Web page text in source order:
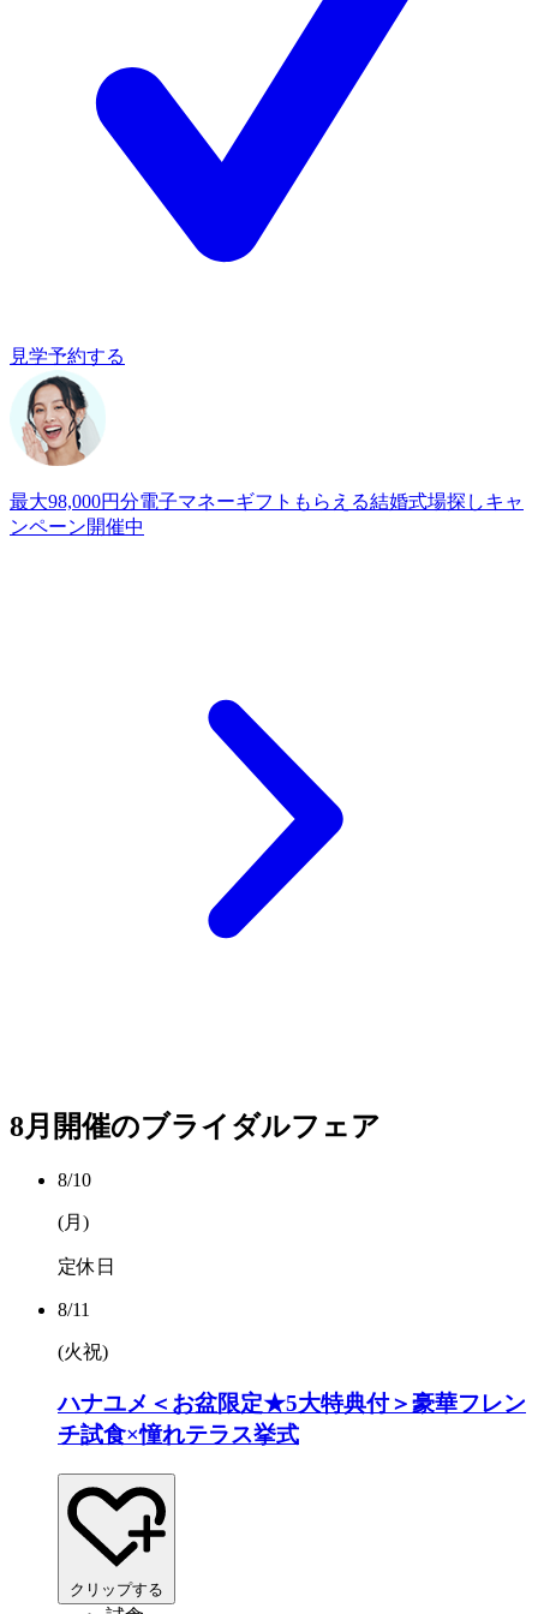
見学予約する
最大98,000円分電子マネーギフトもらえる結婚式場探しキャ
ンペーン開催中
8月開催のブライダルフェア
8/10
(月 )
定休日
8/11
(火祝)
ハナユメ＜お盆限定★5大特典付＞豪華フレン
チ試食×憧れテラス挙式
クリップする